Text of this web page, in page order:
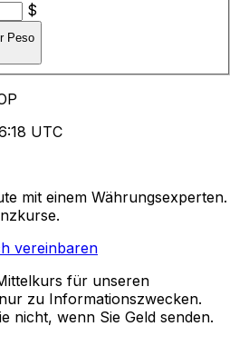
$
Peso
UTC
mit einem Währungsexperten.
vereinbaren
für unseren
zu Informationszwecken.
nicht, wenn Sie Geld senden.